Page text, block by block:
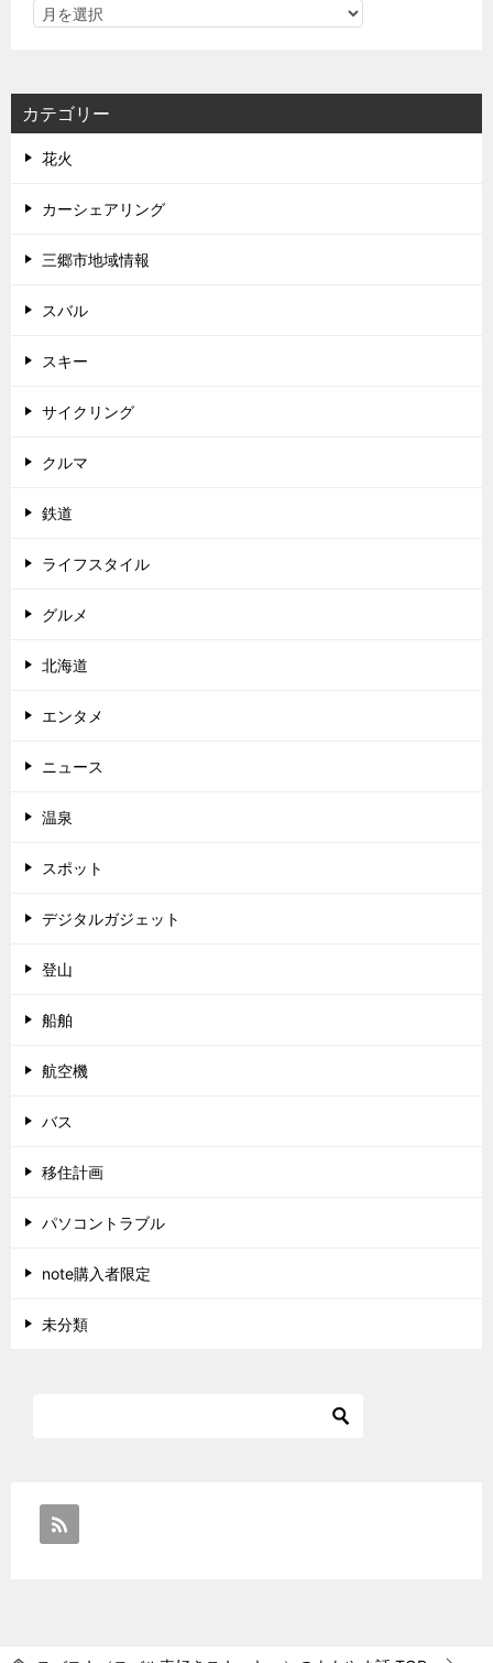
カテゴリー
花火
カーシェアリング
三郷市地域情報
スバル
スキー
サイクリング
クルマ
鉄道
ライフスタイル
グルメ
北海道
エンタメ
ニュース
温泉
スポット
デジタルガジェット
登山
船舶
航空機
バス
移住計画
パソコントラブル
note購入者限定
未分類